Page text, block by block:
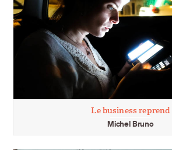
Le business reprend
Michel Bruno